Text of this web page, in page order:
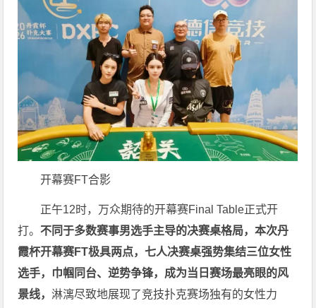
开幕赛FT合影
正午12时，万众期待的开幕赛Final Table正式开
打。不同于多数赛事男选手主导的决赛桌格局，本次丹
霞杯开幕赛FT极具两点，七人决赛桌强势集结三位女性
选手，巾帼同台、逆势争锋，成为当日赛场最亮眼的风
景线， 淋漓尽致地展现了竞技扑克赛场独有的女性力